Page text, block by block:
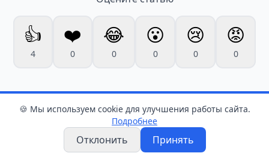
👍
4
❤️
0
😂
0
😮
0
😢
0
😡
0
🍪 Мы используем cookie для улучшения работы сайта.
Подробнее
Отклонить Принять